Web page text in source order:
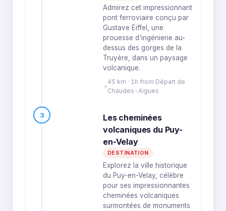
Admirez cet impressionnant
pont ferroviaire conçu par
Gustave Eiffel, une
prouesse d'ingénierie au-
dessus des gorges de la
Truyère, dans un paysage
volcanique.
45 km · 1h from Départ de
Chaudes-Aigues
3
Les cheminées
volcaniques du Puy-
en-Velay
DESTINATION
Explorez la ville historique
du Puy-en-Velay, célèbre
pour ses impressionnantes
cheminées volcaniques
surmontées de monuments